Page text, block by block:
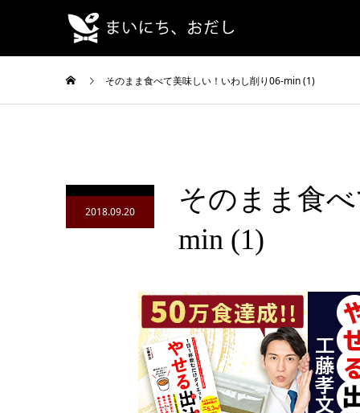
そのまま食べて美味しい！いわし削り06-min (1)
2018.09.20
そのまま食
min (1)